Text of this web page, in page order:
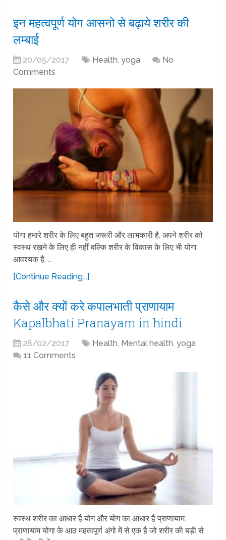
इन महत्वपूर्ण योग आसनो से बढ़ाये शरीर की
लम्बाई
20/05/2017 Health, yoga
No
Comments
योगा हमारे शरीर के लिए बहुत जरूरी और लाभकारी है. अपने शरीर को
स्वस्थ रखने के लिए ही नहीं बल्कि शरीर के विकास के लिए भी योगा
आवश्यक है. …
[Continue Reading...]
कैसे और क्यों करे कपालभाती प्राणायाम
Kapalbhati Pranayam in hindi
28/02/2017 Health, Mental health, yoga
11 Comments
स्वस्थ शरीर का आधार है योग और योग का आधार है प्राणायाम.
प्राणायाम योगा के आठ महत्वपूर्ण अंगो में से एक है जो शरीर की बड़ी से